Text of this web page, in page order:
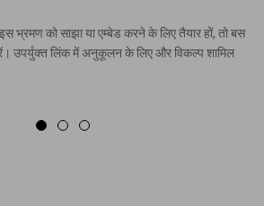
भ्रमण को साझा या एम्बेड करने के लिए तैयार हों, तो बस
उपर्युक्त लिंक में अनुकूलन के लिए और विकल्प शामिल